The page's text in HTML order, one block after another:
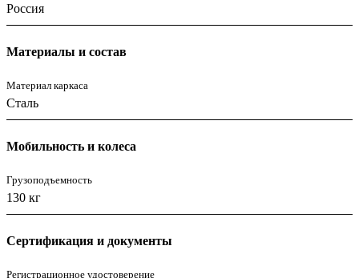
Россия
Материалы и состав
Материал каркаса
Сталь
Мобильность и колеса
Грузоподъемность
130 кг
Сертификация и документы
Регистрационное удостоверение